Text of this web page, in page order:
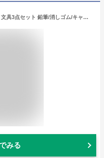
鉛筆 名入れ ポケットモンスター 文具3点セット 鉛筆/消しゴム/キャップ 簡易ラッピング 2024年モデル 入学 進級
みる